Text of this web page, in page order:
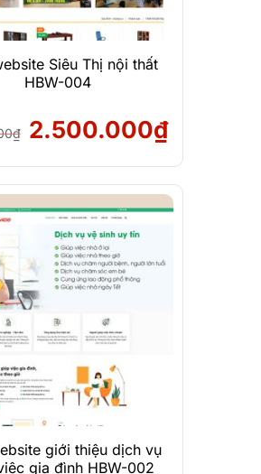
Siêu Thị nội thất
HBW-004
₫
Giá
là:
3.000.000₫.
2.500.000₫Giá
tại
là:
Chi Tiết
giới thiệu dịch vụ
gia đình HBW-002